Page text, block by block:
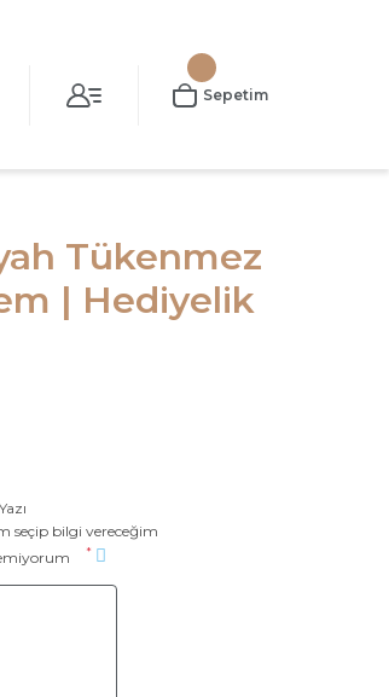
Sepetim
Tükenmez
| Hediyelik
seçip bilgi vereceğim
*